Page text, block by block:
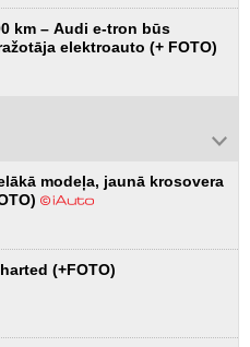
km – Audi e-tron būs
elektroauto (+ FOTO)
modeļa, jaunā krosovera
(+FOTO)